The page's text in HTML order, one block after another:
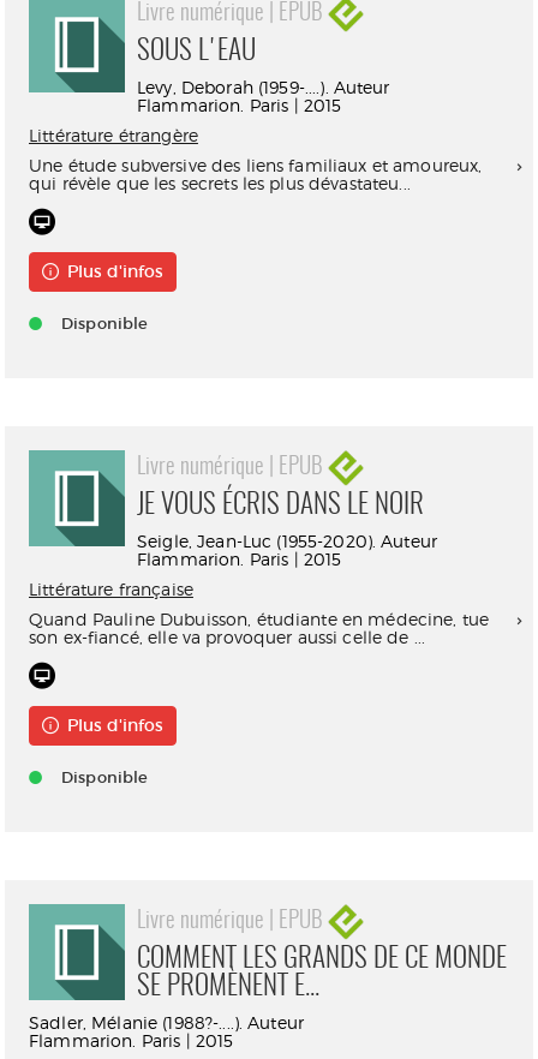
Livre numérique | EPUB
SOUS L'EAU
Levy, Deborah (1959-....). Auteur
Flammarion. Paris | 2015
Littérature étrangère
Une étude subversive des liens familiaux et amoureux,
qui révèle que les secrets les plus dévastateu...
Plus d'infos
Disponible
Livre numérique | EPUB
JE VOUS ÉCRIS DANS LE NOIR
Seigle, Jean-Luc (1955-2020). Auteur
Flammarion. Paris | 2015
Littérature française
Quand Pauline Dubuisson, étudiante en médecine, tue
son ex-fiancé, elle va provoquer aussi celle de ...
Plus d'infos
Disponible
Livre numérique | EPUB
COMMENT LES GRANDS DE CE MONDE
SE PROMÈNENT E...
Sadler, Mélanie (1988?-....). Auteur
Flammarion. Paris | 2015